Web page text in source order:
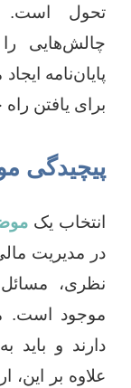
تحول است.
چالش‌هایی
پایان‌نامه
برای یافتن
پیچیدگی
انتخاب یک
در مدیریت
نظری،
موجود است.
دارند و باید
علاوه بر این،